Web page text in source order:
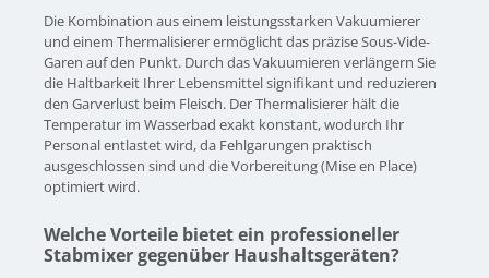
Die Kombination aus einem leistungsstarken Vakuumierer
und einem Thermalisierer ermöglicht das präzise Sous-Vide-
Garen auf den Punkt. Durch das Vakuumieren verlängern Sie
die Haltbarkeit Ihrer Lebensmittel signifikant und reduzieren
den Garverlust beim Fleisch. Der Thermalisierer hält die
Temperatur im Wasserbad exakt konstant, wodurch Ihr
Personal entlastet wird, da Fehlgarungen praktisch
ausgeschlossen sind und die Vorbereitung (Mise en Place)
optimiert wird.
Welche Vorteile bietet ein professioneller
Stabmixer gegenüber Haushaltsgeräten?